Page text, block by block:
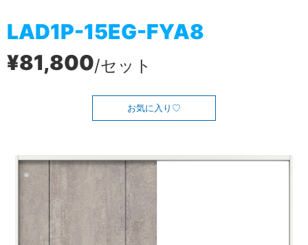
LAD1P-15EG-FYA8
¥81,800/セット
お気に入り